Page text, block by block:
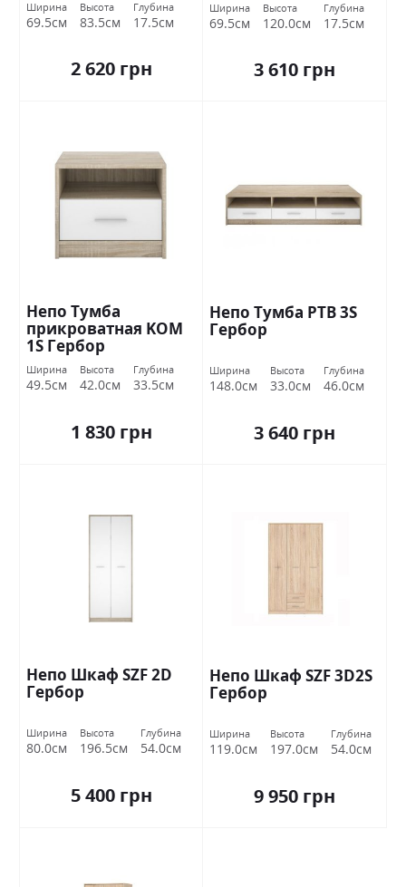
Ширина
69.5см
Высота
83.5см
Глубина
17.5см
2 620 грн
Ширина
69.5см
Высота
120.0см
Глубина
17.5см
3 610 грн
Непо Тумба
прикроватная KOM
1S Гербор
Ширина
49.5см
Высота
42.0см
Глубина
33.5см
1 830 грн
Непо Тумба РТВ 3S
Гербор
Ширина
148.0см
Высота
33.0см
Глубина
46.0см
3 640 грн
Непо Шкаф SZF 2D
Гербор
Ширина
80.0см
Высота
196.5см
Глубина
54.0см
5 400 грн
Непо Шкаф SZF 3D2S
Гербор
Ширина
119.0см
Высота
197.0см
Глубина
54.0см
9 950 грн